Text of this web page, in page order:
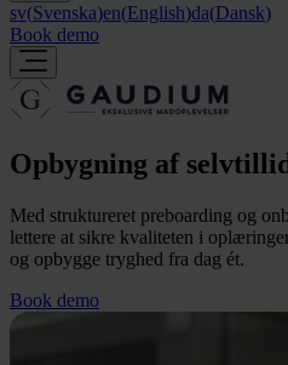
sv(Svenska)en(English)da(Dansk)
Book demo
Opbygning af
Med struktureret preboarding og
lettere at sikre kvaliteten i
og opbygge tryghed fra dag ét.
Book demo